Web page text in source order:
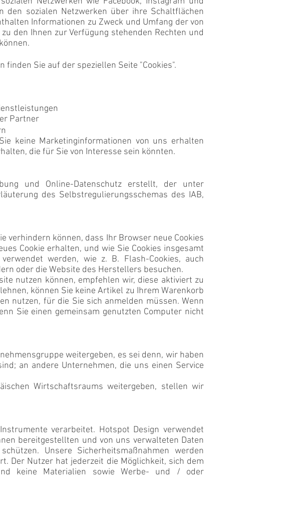
den sozialen Netzwerken über ihre Schaltflächen
Informationen zu Zweck und Umfang der von
den Ihnen zur Verfügung stehenden Rechten und
Sie auf der speziellen Seite "Cookies".
Partner
keine Marketinginformationen von uns erhalten
die für Sie von Interesse sein könnten.
und Online-Datenschutz erstellt, der unter
des Selbstregulierungsschemas des IAB,
verhindern können, dass Ihr Browser neue Cookies
Cookie erhalten, und wie Sie Cookies insgesamt
werden, wie z. B. Flash-Cookies, auch
oder die Website des Herstellers besuchen.
nutzen können, empfehlen wir, diese aktiviert zu
können Sie keine Artikel zu Ihrem Warenkorb
nutzen, für die Sie sich anmelden müssen. Wenn
Sie einen gemeinsam genutzten Computer nicht
weitergeben, es sei denn, wir haben
an andere Unternehmen, die uns einen Service
Wirtschaftsraums weitergeben, stellen wir
verarbeitet. Hotspot Design verwendet
bereitgestellten und von uns verwalteten Daten
Unsere Sicherheitsmaßnahmen werden
Der Nutzer hat jederzeit die Möglichkeit, sich dem
keine Materialien sowie Werbe- und / oder